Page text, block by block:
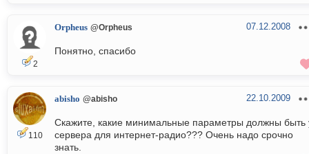
2
Orpheus @Orpheus 07.12.2008
Понятно, спасибо
110
abisho @abisho 22.10.2009
Скажите, какие минимальные параметры должны быть
сервера для интернет-радио??? Очень надо срочно
знать.